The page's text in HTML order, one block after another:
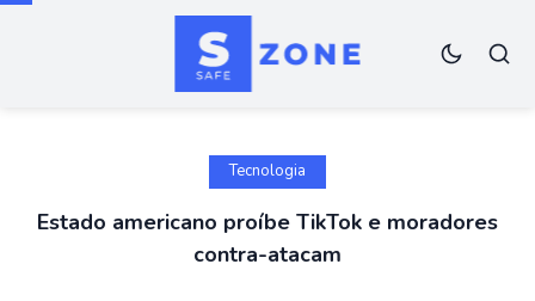
Tecnologia
Estado americano proíbe TikTok e moradores
contra-atacam